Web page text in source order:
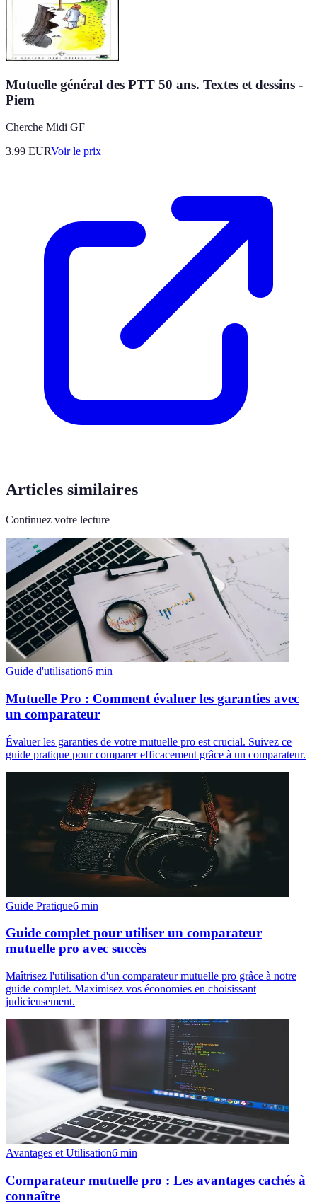
Mutuelle général des PTT 50 ans. Textes et dessins -
Piem
Cherche Midi GF
3.99 EURVoir le prix
Articles similaires
Continuez votre lecture
Guide d'utilisation6 min
Mutuelle Pro : Comment évaluer les garanties avec
un comparateur
Évaluer les garanties de votre mutuelle pro est crucial. Suivez ce
guide pratique pour comparer efficacement grâce à un comparateur.
Guide Pratique6 min
Guide complet pour utiliser un comparateur
mutuelle pro avec succès
Maîtrisez l'utilisation d'un comparateur mutuelle pro grâce à notre
guide complet. Maximisez vos économies en choisissant
judicieusement.
Avantages et Utilisation6 min
Comparateur mutuelle pro : Les avantages cachés à
connaître